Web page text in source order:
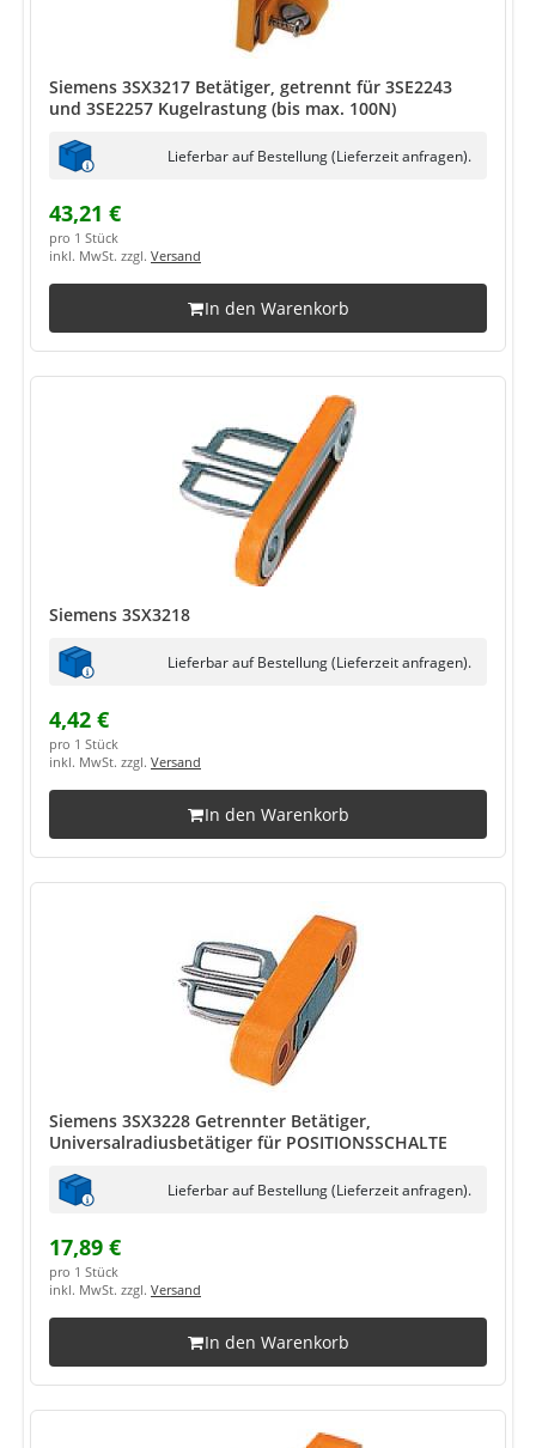
Siemens 3SX3217 Betätiger, getrennt für 3SE2243
und 3SE2257 Kugelrastung (bis max. 100N)
Lieferbar auf Bestellung (Lieferzeit anfragen).
43,21 €
pro 1 Stück
inkl. MwSt. zzgl. Versand
In den Warenkorb
Siemens 3SX3218
Lieferbar auf Bestellung (Lieferzeit anfragen).
4,42 €
pro 1 Stück
inkl. MwSt. zzgl. Versand
In den Warenkorb
Siemens 3SX3228 Getrennter Betätiger,
Universalradiusbetätiger für POSITIONSSCHALTE
Lieferbar auf Bestellung (Lieferzeit anfragen).
17,89 €
pro 1 Stück
inkl. MwSt. zzgl. Versand
In den Warenkorb